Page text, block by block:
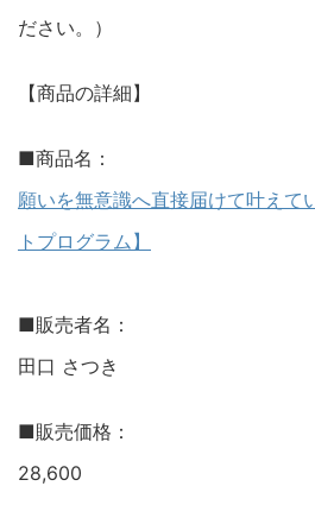
ださい。）
【商品の詳細】
■商品名：
願いを無意識へ直接届けて叶えて
トプログラム】
■販売者名：
田口 さつき
■販売価格：
28,600